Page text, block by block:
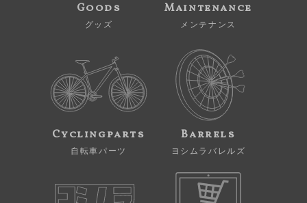
Goods
グッズ
Maintenance
メンテナンス
Cyclingparts
自転車パーツ
Barrels
ヨシムラバレルズ